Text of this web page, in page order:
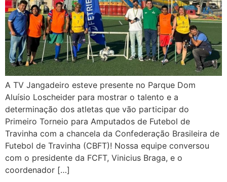
A TV Jangadeiro esteve presente no Parque Dom
Aluísio Loscheider para mostrar o talento e a
determinação dos atletas que vão participar do
Primeiro Torneio para Amputados de Futebol de
Travinha com a chancela da Confederação Brasileira de
Futebol de Travinha (CBFT)! Nossa equipe conversou
com o presidente da FCFT, Vinicius Braga, e o
coordenador […]